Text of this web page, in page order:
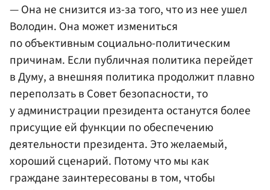
— Она не снизится из-за того, что из нее ушел
Володин. Она может измениться
по объективным социально-политическим
причинам. Если публичная политика перейдет
в Думу, а внешняя политика продолжит плавно
переползать в Совет безопасности, то
у администрации президента останутся более
присущие ей функции по обеспечению
деятельности президента. Это желаемый,
хороший сценарий. Потому что мы как
граждане заинтересованы в том, чтобы